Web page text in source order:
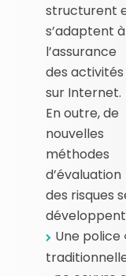
structurent
s’adaptent à
l’assurance
des activités
sur Internet.
En outre, de
nouvelles
méthodes
d’évaluation
des risques
Une police